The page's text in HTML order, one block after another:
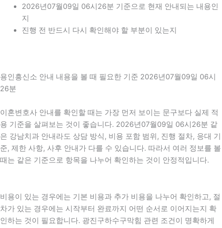
2026년07월09일 06시26분 기준으로 현재 안내되는 내용인
지
진행 전 반드시 다시 확인해야 할 부분이 있는지
용인흥신소 안내 내용을 볼 때 필요한 기준 2026년07월09일 06시
26분
이혼변호사 안내를 확인할 때는 가장 먼저 보이는 문구보다 실제 적
용 기준을 살펴보는 것이 좋습니다. 2026년07월09일 06시26분 같
은 강남치과 안내라도 상담 방식, 비용 포함 범위, 진행 절차, 응대 기
준, 제한 사항, 사후 안내가 다를 수 있습니다. 따라서 여러 정보를 볼
때는 같은 기준으로 항목을 나누어 확인하는 것이 안정적입니다.
비용이 있는 경우에는 기본 비용과 추가 비용을 나누어 확인하고, 절
차가 있는 경우에는 시작부터 완료까지 어떤 순서로 이어지는지 확
인하는 것이 필요합니다. 광진구하수구막힘 관련 조건이 명확하게